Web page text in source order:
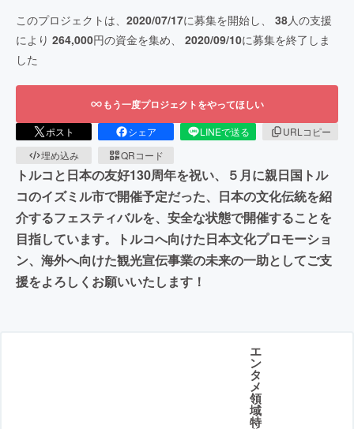
このプロジェクトは、 2020/07/17に募集を開始し、 38人の支援
により 264,000円の資金を集め、 2020/09/10に募集を終了しま
した
もう一度プロジェクトをやってほしい
ポスト シェア LINEで送る
URLコピー
埋め込み
QRコード
トルコと日本の友好130周年を祝い、５月に親日国トル
コのイズミル市で開催予定だった、日本の文化伝統を紹
介するフェスティバルを、安全な状態で開催することを
目指しています。トルコへ向けた日本文化プロモーショ
ン、海外へ向けた観光宣伝事業の未来の一助としてご支
援をよろしくお願いいたします！
エ
ン
タ
メ
領
域
特